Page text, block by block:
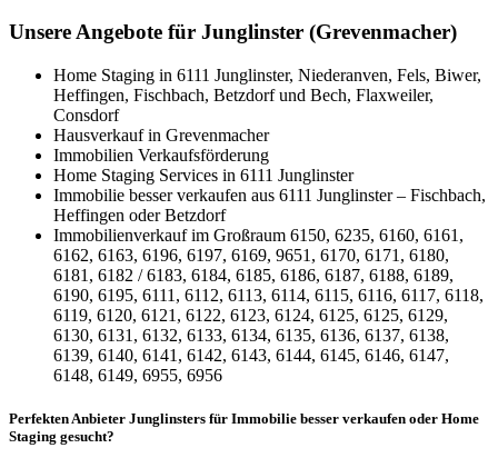
Unsere Angebote für Junglinster (Grevenmacher)
Home Staging in 6111 Junglinster, Niederanven, Fels, Biwer,
Heffingen, Fischbach, Betzdorf und Bech, Flaxweiler,
Consdorf
Hausverkauf in Grevenmacher
Immobilien Verkaufsförderung
Home Staging Services in 6111 Junglinster
Immobilie besser verkaufen aus 6111 Junglinster – Fischbach,
Heffingen oder Betzdorf
Immobilienverkauf im Großraum 6150, 6235, 6160, 6161,
6162, 6163, 6196, 6197, 6169, 9651, 6170, 6171, 6180,
6181, 6182 / 6183, 6184, 6185, 6186, 6187, 6188, 6189,
6190, 6195, 6111, 6112, 6113, 6114, 6115, 6116, 6117, 6118,
6119, 6120, 6121, 6122, 6123, 6124, 6125, 6125, 6129,
6130, 6131, 6132, 6133, 6134, 6135, 6136, 6137, 6138,
6139, 6140, 6141, 6142, 6143, 6144, 6145, 6146, 6147,
6148, 6149, 6955, 6956
Perfekten Anbieter Junglinsters für Immobilie besser verkaufen oder Home
Staging gesucht?